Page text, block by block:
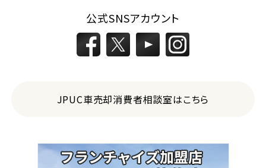
公式SNSアカウント
JPUC車売却消費者相談室はこちら